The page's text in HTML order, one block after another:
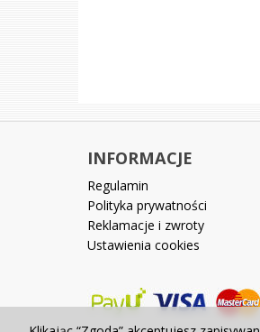
INFORMACJE
Regulamin
Polityka prywatności
Reklamacje i zwroty
Ustawienia cookies